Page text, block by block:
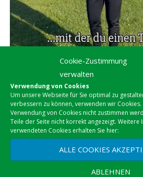
Cookie-Zustimmung
verwalten
Verwendung von Cookies
Um unsere Webseite für Sie optimal zu
verbessern zu können, verwenden wir Cookies.
Verwendung von Cookies nicht zustimmen
Teile der Seite nicht korrekt angezeigt. Weitere
verwendeten Cookies erhalten Sie hier:
ALLE COOKIES
ABLEHNEN